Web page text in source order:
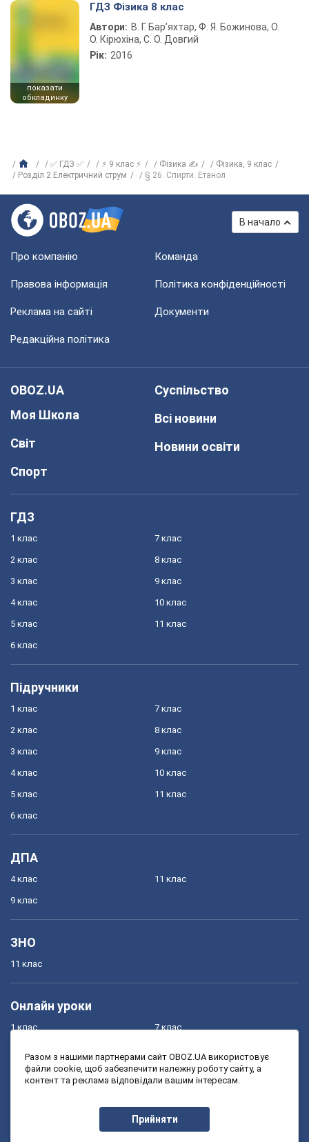
показати
обкладинку
ГДЗ Фізика 8 клас
Автори: В. Г. Бар’яхтар, Ф. Я. Божинова, О.
О. Кірюхіна, С. О. Довгий
Рік: 2016
✅ ГДЗ ✅ ⚡ 9 клас ⚡ Фізика ✍
Фізика, 9 клас
Розділ 2.Електричний струм
§ 26. Спирти. Етанол
В начало
Про компанію Команда
Правова інформація Політика конфіденційності
Реклама на сайті Документи
Редакційна політика
OBOZ.UA
Моя Школа
Світ
Спорт
Суспільство
Всі новини
Новини освіти
ГДЗ
1 клас
2 клас
3 клас
4 клас
5 клас
6 клас
7 клас
8 клас
9 клас
10 клас
11 клас
Підручники
1 клас
2 клас
3 клас
4 клас
5 клас
6 клас
7 клас
8 клас
9 клас
10 клас
11 клас
ДПА
4 клас
9 клас
11 клас
ЗНО
11 клас
Онлайн уроки
1 клас
3 клас
7 клас
9 клас
Разом з нашими партнерами сайт OBOZ.UA використовує
файли cookie, щоб забезпечити належну роботу сайту, а
контент та реклама відповідали вашим інтересам.
Прийняти